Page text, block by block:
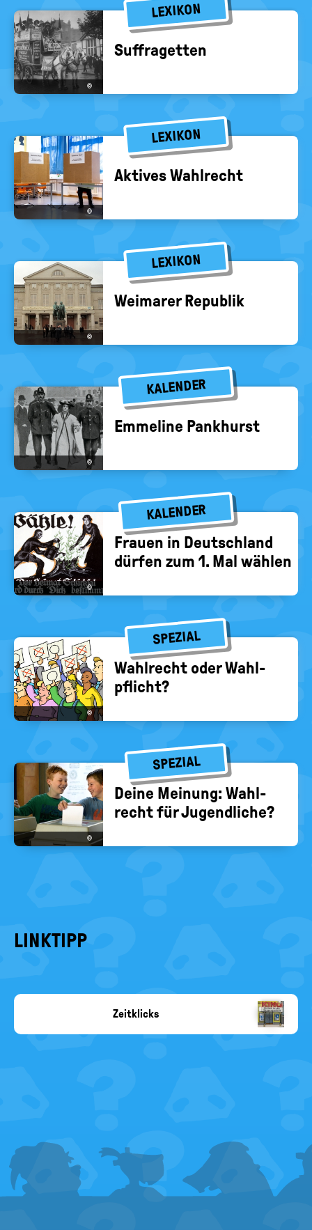
LEXIKON
©
Suf­fra­get­ten
LEXIKON
©
Ak­ti­ves Wahl­recht
LEXIKON
©
Wei­ma­rer Re­pu­blik
KALENDER
©
Em­meli­ne Pankhurst
KALENDER
©
Frau­en in Deutsch­land
dür­fen zum 1. Mal wäh­len
SPEZIAL
©
Wahl­recht oder Wahl­
pflicht?
SPEZIAL
©
Deine Mei­nung: Wahl­
recht für Ju­gend­li­che?
LINKTIPP
Zeitklicks
FOOTER
MENU